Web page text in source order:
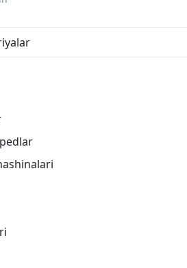
ЭКОНОМ плюс арт. 2 длина до 4.5